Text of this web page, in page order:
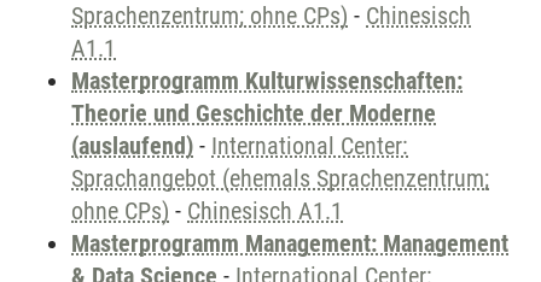
Sprachenzentrum; ohne CPs) - Chinesisch
A1.1
Masterprogramm Kulturwissenschaften:
Theorie und Geschichte der Moderne
(auslaufend) - International Center:
Sprachangebot (ehemals Sprachenzentrum;
ohne CPs) - Chinesisch A1.1
Masterprogramm Management: Management
& Data Science - International Center: